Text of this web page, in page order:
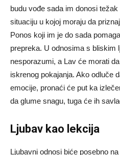
budu vođe sada im donosi
situaciju u kojoj moraju da
Ponos koji im je do sada
prepreka. U odnosima s bliskim
nesporazumi, a Lav će morati
iskrenog pokajanja. Ako odluče
emocije, pronaći će put ka
da glume snagu, tuga će ih
Ljubav kao lekcija
Ljubavni odnosi biće posebno